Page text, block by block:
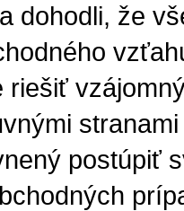
dohodli, že
riešiť
postúpiť